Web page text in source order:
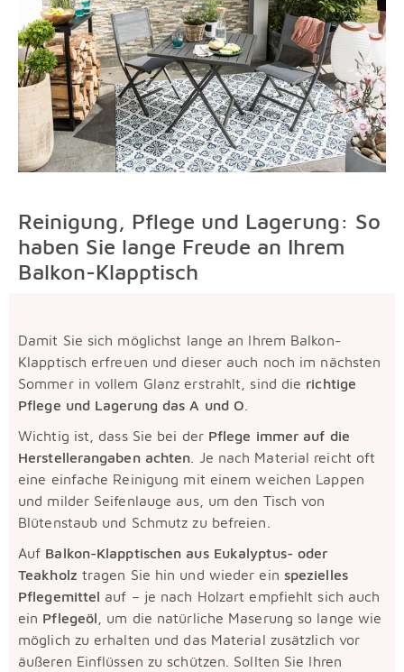
Reinigung, Pflege und Lagerung: So
haben Sie lange Freude an Ihrem
Balkon-Klapptisch
Damit Sie sich möglichst lange an Ihrem Balkon-
Klapptisch erfreuen und dieser auch noch im nächsten
Sommer in vollem Glanz erstrahlt, sind die richtige
Pflege und Lagerung das A und O
Wichtig ist, dass Sie bei der Pflege immer auf die
Herstellerangaben achten . Je nach Material reicht oft
eine einfache Reinigung mit einem weichen Lappen
und milder Seifenlauge aus, um den Tisch von
Blütenstaub und Schmutz zu befreien.
Auf Balkon-Klapptischen aus Eukalyptus- oder
Teakholz tragen Sie hin und wieder ein spezielles
Pflegemittel auf – je nach Holzart empfiehlt sich auch
ein Pflegeöl , um die natürliche Maserung so lange wie
möglich zu erhalten und das Material zusätzlich vor
äußeren Einflüssen zu schützen. Sollten Sie Ihren